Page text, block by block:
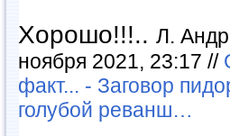
Хорошо!!!.. Л.
ноября 2021, 23:17 //
факт... - Заговор
голубой реванш…